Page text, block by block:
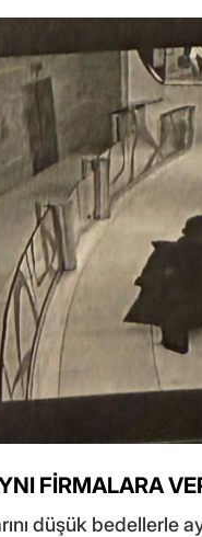
FİRMALARA
düşük bedellerle